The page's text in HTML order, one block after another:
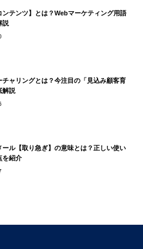
ンテンツ】とは？Webマーケティング用語
説
チャリングとは？今注目の「見込み顧客育
解説
ール【取り急ぎ】の意味とは？正しい使い
を紹介